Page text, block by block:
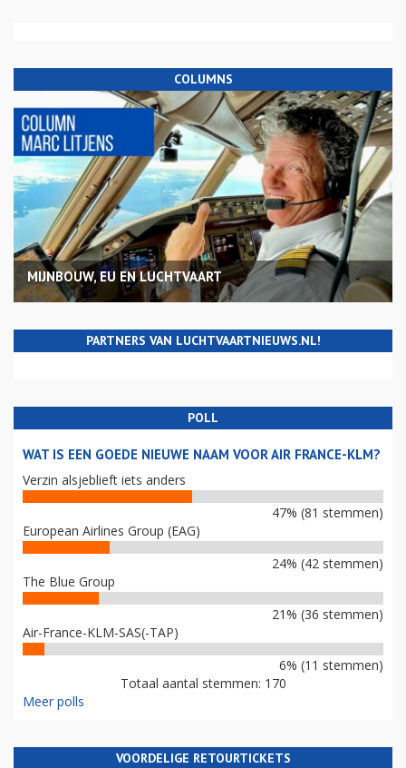
COLUMNS
MIJNBOUW, EU EN LUCHTVAART
PARTNERS VAN LUCHTVAARTNIEUWS.NL!
POLL
WAT IS EEN GOEDE NIEUWE NAAM VOOR AIR FRANCE-KLM?
Verzin alsjeblieft iets anders
47% (81 stemmen)
European Airlines Group (EAG)
24% (42 stemmen)
The Blue Group
21% (36 stemmen)
Air-France-KLM-SAS(-TAP)
6% (11 stemmen)
Totaal aantal stemmen: 170
Meer polls
VOORDELIGE RETOURTICKETS